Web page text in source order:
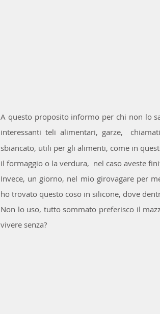
A questo proposito informo per chi non lo
interessanti teli alimentari, garze,  chiamati
sbiancato, utili per gli alimenti, come in
il formaggio o la verdura,  nel caso aveste
Invece, un giorno, nel mio girovagare per
ho trovato questo coso in silicone, dove
Non lo uso, tutto sommato preferisco il
vivere senza?